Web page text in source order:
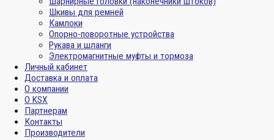
Шкивы для ремней
Камлоки
Опорно-поворотные устройства
Рукава и шланги
Электромагнитные муфты и тормоза
Личный кабинет
Доставка и оплата
О компании
О KSX
Партнерам
Контакты
Производители